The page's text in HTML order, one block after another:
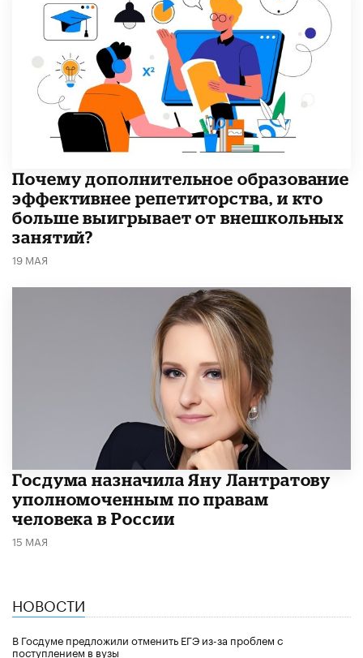
​Почему дополнительное образование
эффективнее репетиторства, и кто
больше выигрывает от внешкольных
занятий?
19 МАЯ
Госдума назначила Яну Лантратову
уполномоченным по правам
человека в России
15 МАЯ
НОВОСТИ
В Госдуме предложили отменить ЕГЭ из-за проблем с
поступлением в вузы